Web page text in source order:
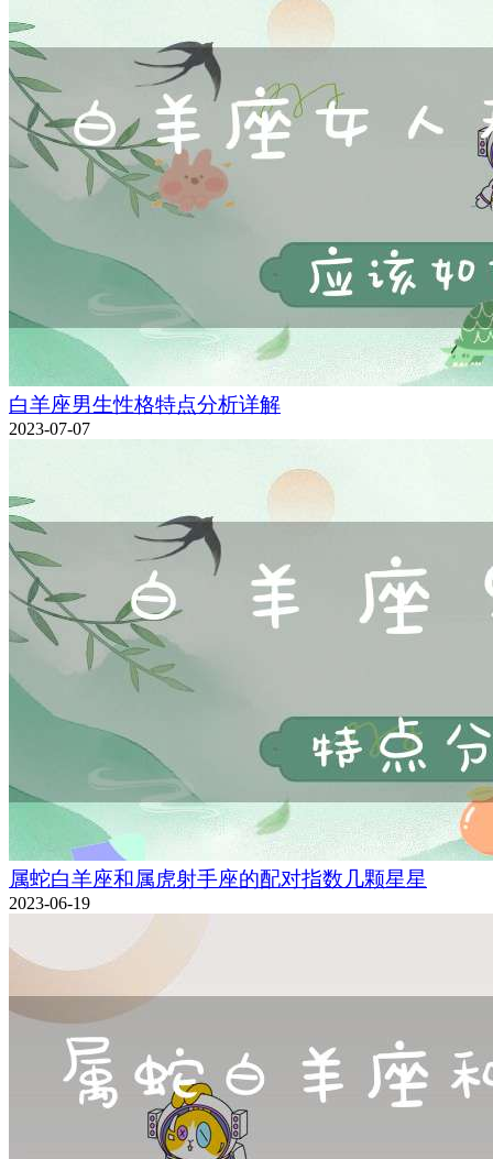
白羊座男生性格特点分析详解
2023-07-07
属蛇白羊座和属虎射手座的配对指数几颗星星
2023-06-19